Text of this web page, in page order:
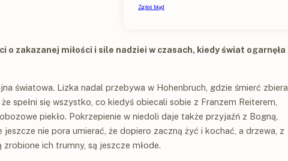
o zakazanej miłości i sile nadziei w czasach, kiedy świat ogarnęła
światowa. Lizka nadal przebywa w Hohenbruch, gdzie śmierć zbiera
spełni się wszystko, co kiedyś obiecali sobie z Franzem Reiterem,
piekło. Pokrzepienie w niedoli daje także przyjaźń z Bogną,
jeszcze nie pora umierać, że dopiero zaczną żyć i kochać, a drzewa, z
ich trumny, są jeszcze młode.